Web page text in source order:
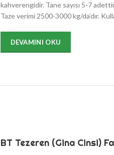
kahverengidir. Tane sayısı 5-7
Taze verimi 2500-3000 kg/da’dır.
DEVAMINI OKU
BT Tezeren (Gina Cinsi)